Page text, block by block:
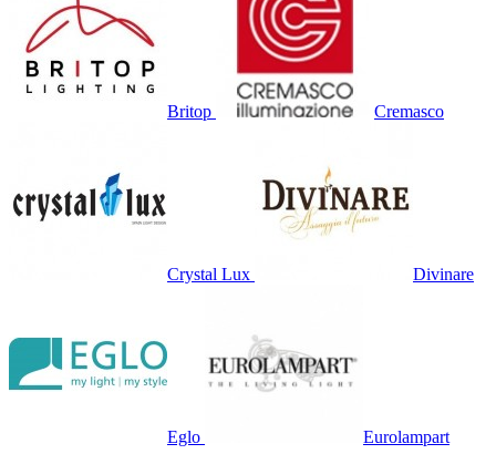
Britop Cremasco
Crystal Lux Divinare
Eglo Eurolampart